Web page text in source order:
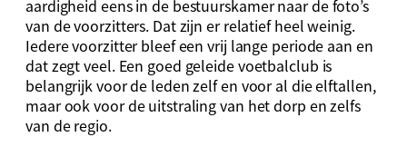
aardigheid eens in de bestuurskamer naar de foto’s
van de voorzitters. Dat zijn er relatief heel weinig.
Iedere voorzitter bleef een vrij lange periode aan en
dat zegt veel. Een goed geleide voetbalclub is
belangrijk voor de leden zelf en voor al die elftallen,
maar ook voor de uitstraling van het dorp en zelfs
van de regio.